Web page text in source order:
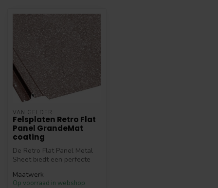
VAN GELDER
Felsplaten Retro Flat
Panel GrandeMat
coating
De Retro Flat Panel Metal
Sheet biedt een perfecte
f...
Maatwerk
Op voorraad in webshop